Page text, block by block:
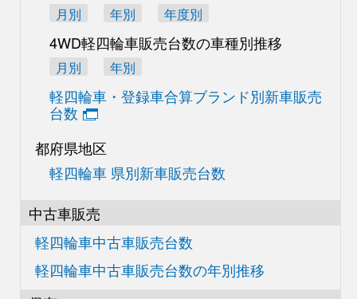
月別 年別 年度別
4WD軽四輪車販売台数の車種別推移
月別 年別
軽四輪車・登録車合算ブランド別新車販売
台数
都府県地区
軽四輪車 県別新車販売台数
中古車販売
軽四輪車中古車販売台数
軽四輪車中古車販売台数の年別推移